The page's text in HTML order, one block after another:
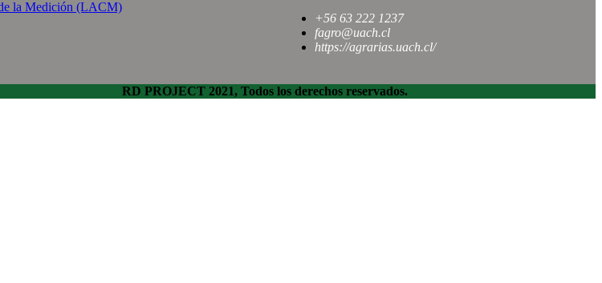
la Medición (LACM)
+56 63 222 1237
fagro@uach.cl
https://agrarias.uach.cl/
RD PROJECT 2021, Todos los derechos reservados.